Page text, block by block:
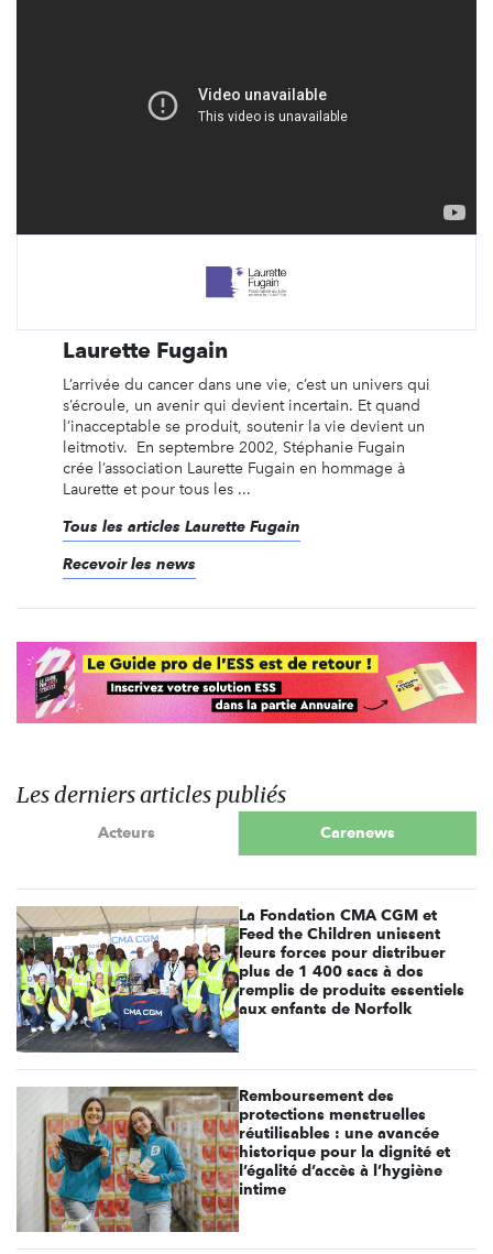
Laurette Fugain
L’arrivée du cancer dans une vie, c’est un univers qui
s’écroule, un avenir qui devient incertain. Et quand
l’inacceptable se produit, soutenir la vie devient un
leitmotiv. En septembre 2002, Stéphanie Fugain
crée l’association Laurette Fugain en hommage à
Laurette et pour tous les ...
Tous les articles Laurette Fugain
Recevoir les news
Les derniers articles publiés
Acteurs Carenews
La Fondation CMA CGM et
Feed the Children unissent
leurs forces pour distribuer
plus de 1 400 sacs à dos
remplis de produits essentiels
aux enfants de Norfolk
Remboursement des
protections menstruelles
réutilisables : une avancée
historique pour la dignité et
l’égalité d’accès à l’hygiène
intime